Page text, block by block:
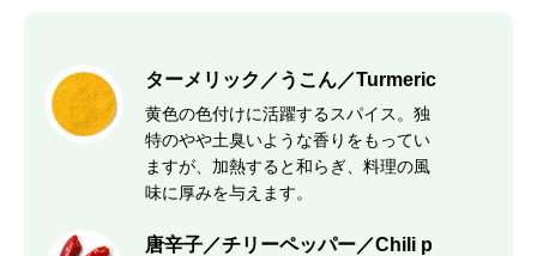
ターメリック／うこん／Turmeric
黄色の色付けに活躍するスパイス。独
特のやや土臭いような香りをもってい
ますが、加熱すると和らぎ、料理の風
味に厚みを与えます。
唐辛子／チリーペッパー／Chili p